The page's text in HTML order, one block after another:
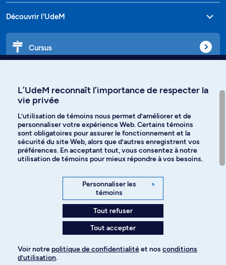
Découvrir l'UdeM
Cursus
Langues
Facebook Instagram
YouTube
Politique de confidentialité
L’UdeM reconnaît l’importance de respecter la
vie privée
L’utilisation de témoins nous permet d’améliorer et de
personnaliser votre expérience Web. Certains témoins
sont obligatoires pour assurer le fonctionnement et la
sécurité du site Web, alors que d’autres enregistrent vos
préférences. En acceptant tout, vous consentez à notre
utilisation de témoins pour mieux répondre à vos besoins.
Personnaliser les
témoins
>
Tout refuser
Tout accepter
Voir notre politique de confidentialitéet nos conditions
d’utilisation.